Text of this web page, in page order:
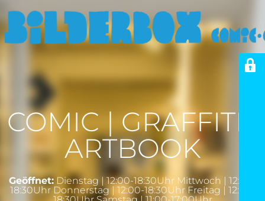
COMIC | GRAFFITI |
ARTBOOK
Geöffnet: Dienstag | 12:00-18:30Uhr Mittwoch | 12:00-
18:30Uhr Donnerstag | 12:00-18:30Uhr Freitag | 12:00-